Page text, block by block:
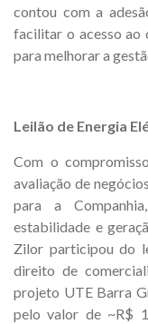
contou com a
facilitar o acesso
para melhorar a
Leilão de Energia
Com o
avaliação de
para a
estabilidade e
Zilor participou do
direito de
projeto UTE Barra
pelo valor de ~R$